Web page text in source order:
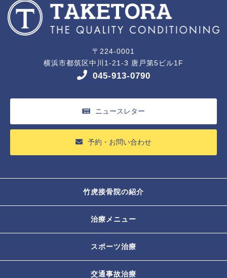
〒224-0001
横浜市都筑区中川1-21-3 唐戸第5ビル1F
045-913-0790
ニュースレター
予約・お問い合わせ
竹虎接骨院の紹介
治療メニュー
スポーツ治療
交通事故治療